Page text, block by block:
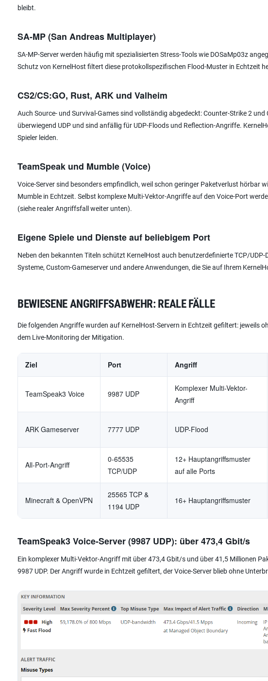
bleibt.
SA-MP (San Andreas Multiplayer)
SA-MP-Server werden häufig mit spezialisierten Stress-Tools wie DOSaMp03z
Schutz von KernelHost filtert diese protokollspezifischen Flood-Muster in Echtzeit
CS2/CS:GO, Rust, ARK und Valheim
Auch Source- und Survival-Games sind vollständig abgedeckt: Counter-Strike 2 und
überwiegend UDP und sind anfällig für UDP-Floods und Reflection-Angriffe.
Spieler leiden.
TeamSpeak und Mumble (Voice)
Voice-Server sind besonders empfindlich, weil schon geringer Paketverlust hörbar
Mumble in Echtzeit. Selbst komplexe Multi-Vektor-Angriffe auf den Voice-Port
(siehe realer Angriffsfall weiter unten).
Eigene Spiele und Dienste auf beliebigem Port
Neben den bekannten Titeln schützt KernelHost auch benutzerdefinierte TCP/
Systeme, Custom-Gameserver und andere Anwendungen, die Sie auf Ihrem
BEWIESENE ANGRIFFSABWEHR: REALE FÄLLE
Die folgenden Angriffe wurden auf KernelHost-Servern in Echtzeit gefiltert: jeweils
dem Live-Monitoring der Mitigation.
Ziel Port Angriff
TeamSpeak3 Voice 9987 UDP
Komplexer Multi-Vektor-
Angriff
ARK Gameserver 7777 UDP UDP-Flood
All-Port-Angriff
0-65535
TCP/UDP
12+ Hauptangriffsmuster
auf alle Ports
Minecraft & OpenVPN
25565 TCP &
1194 UDP
16+ Hauptangriffsmuster
TeamSpeak3 Voice-Server (9987 UDP): über 473,4 Gbit/s
Ein komplexer Multi-Vektor-Angriff mit über 473,4 Gbit/s und über 41,5 Millionen
9987 UDP. Der Angriff wurde in Echtzeit gefiltert, der Voice-Server blieb ohne